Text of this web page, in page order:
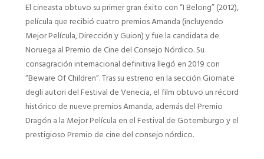
El cineasta obtuvo su primer gran éxito con “I Belong” (2012),
película que recibió cuatro premios Amanda (incluyendo
Mejor Película, Dirección y Guion) y fue la candidata de
Noruega al Premio de Cine del Consejo Nórdico. Su
consagración internacional definitiva llegó en 2019 con
“Beware Of Children”. Tras su estreno en la sección Giornate
degli autori del Festival de Venecia, el film obtuvo un récord
histórico de nueve premios Amanda, además del Premio
Dragón a la Mejor Película en el Festival de Gotemburgo y el
prestigioso Premio de cine del consejo nórdico.